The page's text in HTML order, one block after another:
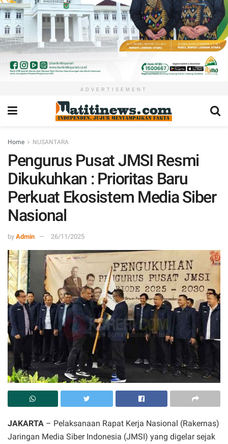
ADVERTISEMENT
Home NUSANTARA
Pengurus Pusat JMSI Resmi
Dikukuhkan : Prioritas Baru
Perkuat Ekosistem Media Siber
Nasional
by Admin 26/11/2025
JAKARTA – Pelaksanaan Rapat Kerja Nasional (Rakernas)
Jaringan Media Siber Indonesia (JMSI) yang digelar sejak